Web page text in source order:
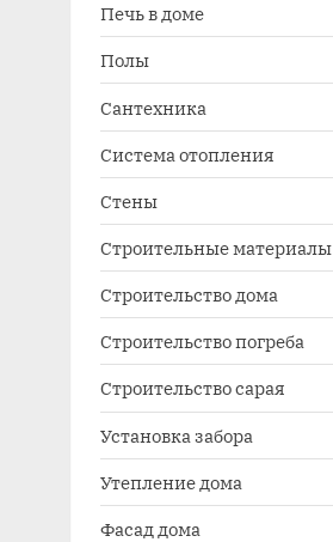
Печь в доме
Полы
Сантехника
Система отопления
Стены
Строительные материалы
Строительство дома
Строительство погреба
Строительство сарая
Установка забора
Утепление дома
Фасад дома